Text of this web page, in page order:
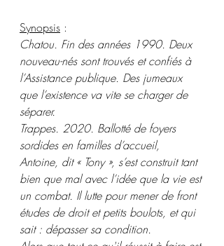
Synopsis :
Chatou. Fin des années 1990. Deux
nouveau-nés sont trouvés et confiés à
l’Assistance publique. Des jumeaux
que l’existence va vite se charger de
séparer.
Trappes. 2020. Ballotté de foyers
sordides en familles d’accueil,
Antoine, dit « Tony », s’est construit tant
bien que mal avec l’idée que la vie est
un combat. Il lutte pour mener de front
études de droit et petits boulots, et qui
sait : dépasser sa condition.